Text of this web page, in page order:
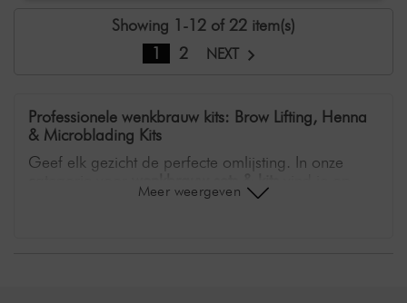
Showing 1-12 of 22 item(s)
1
2 NEXT
Professionele wenkbrauw kits: Brow Lifting, Henna
& Microblading Kits
Geef elk gezicht de perfecte omlijsting. In onze
elkaar afgestemde complete systemen voor
Meer weergeven